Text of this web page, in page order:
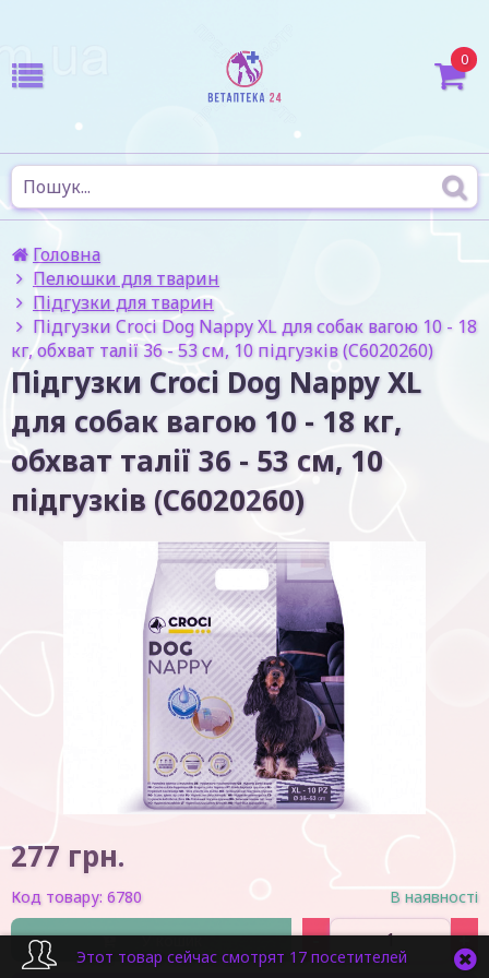
0
Головна
Пелюшки для тварин
Підгузки для тварин
Підгузки Croci Dog Nappy XL для собак вагою 10 - 18
кг, обхват талії 36 - 53 см, 10 підгузків (C6020260)
Підгузки Croci Dog Nappy XL
для собак вагою 10 - 18 кг,
обхват талії 36 - 53 см, 10
підгузків (C6020260)
277 грн.
Код товару: 6780 В наявності
У кошик - +
Этот товар сейчас смотрят 17 посетителей